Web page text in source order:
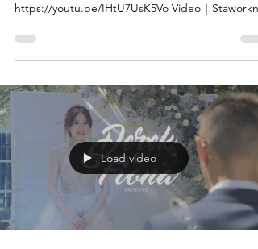
https://youtu.be/IHtU7UsK5Vo Video｜Staworkn
https://www.facebook.com/S...
Load video